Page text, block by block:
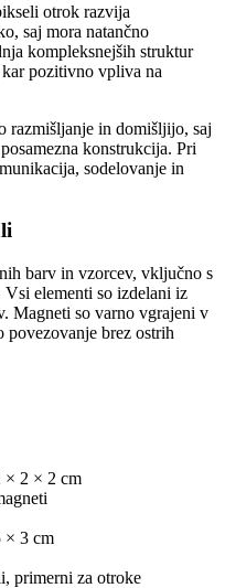
otrok razvija
saj mora natančno
kompleksnejših struktur
pozitivno vpliva na
razmišljanje in domišljijo, saj
konstrukcija. Pri
sodelovanje in
barv in vzorcev, vključno s
elementi so izdelani iz
Magneti so varno vgrajeni v
brez ostrih
× 2 × 2 cm
× 3 cm
primerni za otroke